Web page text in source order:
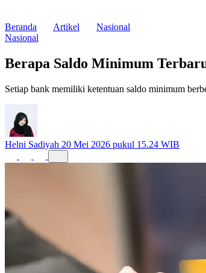
Beranda Artikel
Nasional
Nasional
Berapa Saldo Minimum
Setiap bank memiliki ketentuan saldo minimum
Helni Sadiyah 20 Mei 2026 pukul 15.24 WIB